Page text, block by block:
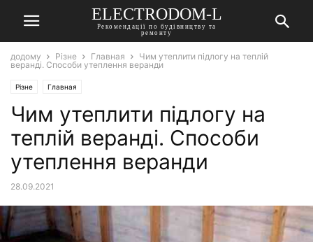
ELECTRODOM-L
Рекомендації по будівництву та
ремонту
додому Різне Главная
Чим утеплити підлогу на теплій
веранді. Способи утеплення веранди
Різне Главная
Чим утеплити підлогу на
теплій веранді. Способи
утеплення веранди
28.09.2021